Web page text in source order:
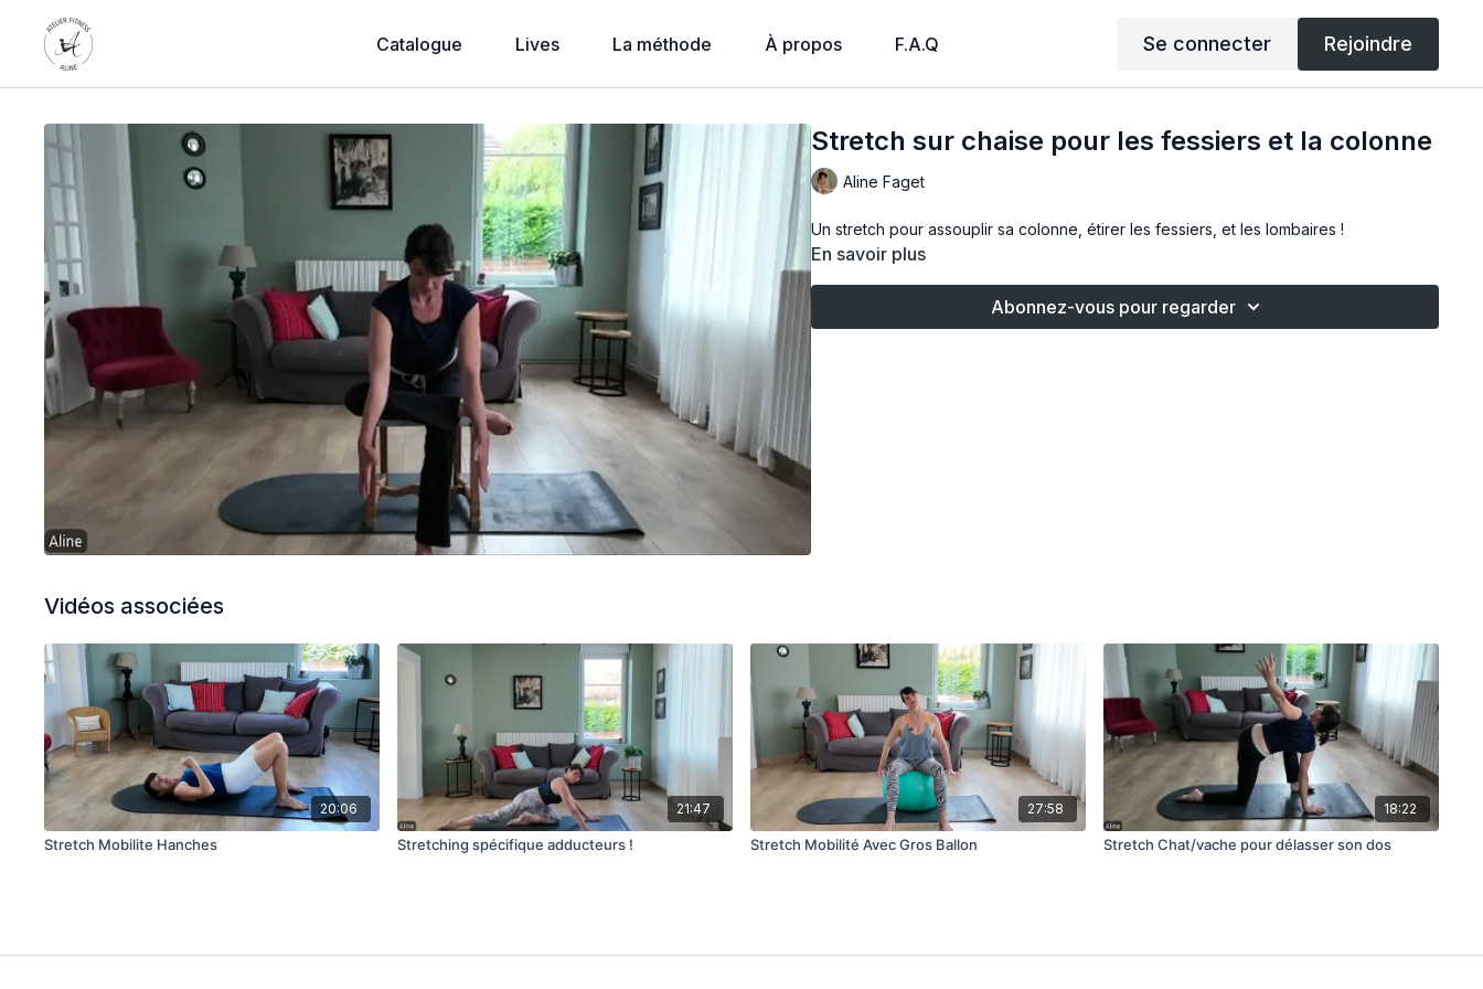
Catalogue Lives La méthode À propos F.A.Q Se connecter Rejoindre
Stretch sur chaise pour les fessiers et la colonne
Aline Faget
Un stretch pour assouplir sa colonne, étirer les fessiers, et les lombaires !
En savoir plus
Abonnez-vous pour regarder
Vidéos associées
20:06
Stretch Mobilite Hanches
21:47
Stretching spécifique adducteurs !
27:58
Stretch Mobilité Avec Gros Ballon
18:22
Stretch Chat/vache pour délasser son dos